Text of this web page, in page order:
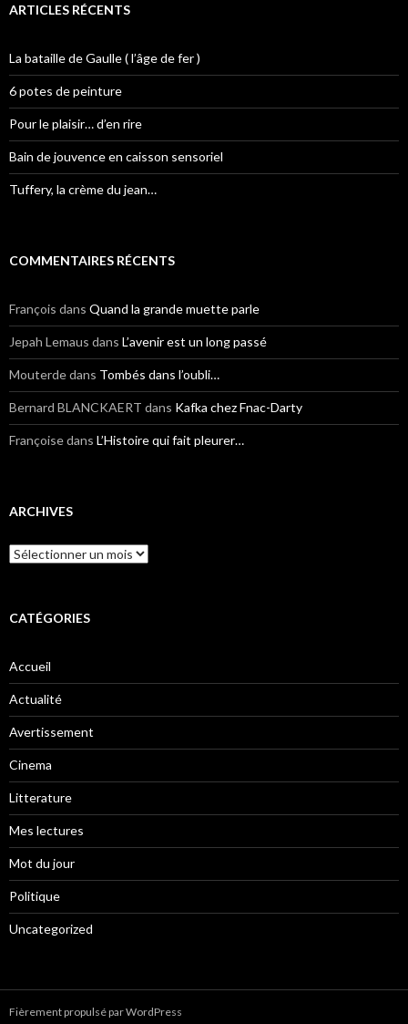
ARTICLES RÉCENTS
La bataille de Gaulle ( l’âge de fer )
6 potes de peinture
Pour le plaisir… d’en rire
Bain de jouvence en caisson sensoriel
Tuffery, la crème du jean…
COMMENTAIRES RÉCENTS
François dans Quand la grande muette parle
Jepah Lemaus dans L’avenir est un long passé
Mouterdedans Tombés dans l’oubli…
Bernard BLANCKAERT dans Kafka chez Fnac-Darty
Françoisedans L’Histoire qui fait pleurer…
ARCHIVES
Archives
CATÉGORIES
Accueil
Actualité
Avertissement
Cinema
Litterature
Mes lectures
Mot du jour
Politique
Uncategorized
Fièrement propulsé par WordPress